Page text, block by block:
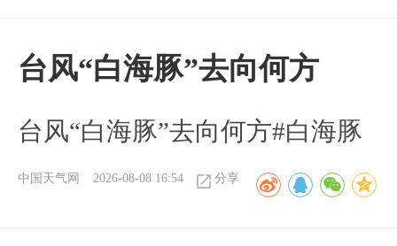
台风“白海豚”去向何方
台风“白海豚”去向何方#白海豚
中国天气网 2026-08-08 16:54 分享